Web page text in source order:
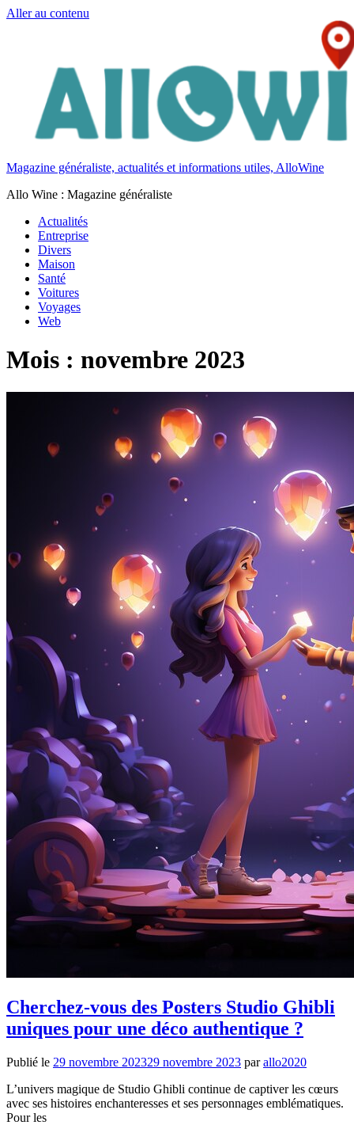
Aller au contenu
Magazine généraliste, actualités et informations utiles, AlloWine
Allo Wine : Magazine généraliste
Actualités
Entreprise
Divers
Maison
Santé
Voitures
Voyages
Web
Mois : novembre 2023
Cherchez-vous des Posters Studio Ghibli
uniques pour une déco authentique ?
Publié le 29 novembre 202329 novembre 2023 parallo2020
L’univers magique de Studio Ghibli continue de captiver les cœurs
avec ses histoires enchanteresses et ses personnages emblématiques.
Pour les